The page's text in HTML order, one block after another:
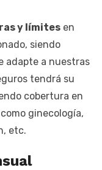
y límites en
siendo
adapte a nuestras
tendrá su
cobertura en
ginecología,
etc.